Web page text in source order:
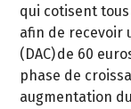
qui cotisent
afin de recevoir
(DAC) de 60
phase de
augmentation